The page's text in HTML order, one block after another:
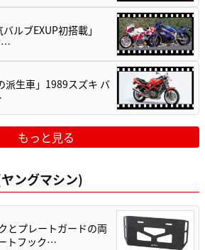
ルブEXUP初搭載」
派生車」1989スズキ バ
もっと見る
ングマシン)
とプレートガードの両
トフック…